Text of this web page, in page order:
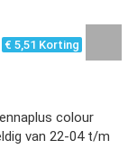
€ 5,51 Korting
colour
van 22-04 t/m